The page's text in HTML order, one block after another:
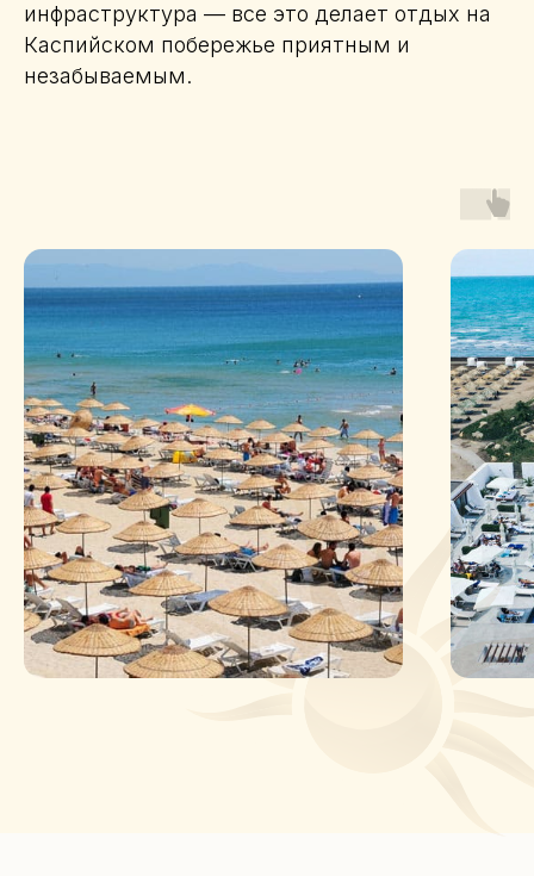
инфраструктура — все это делает отдых на
Каспийском побережье приятным и
незабываемым.